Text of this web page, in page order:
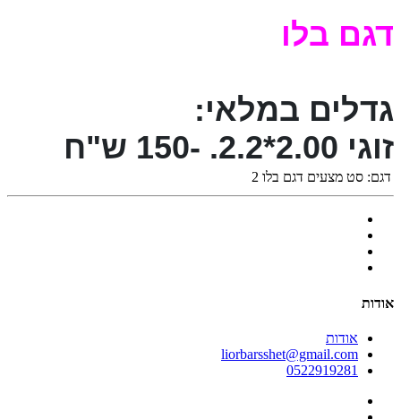
דגם בלו
גדלים במלאי:
זוגי 2.00*2.2. -150 ש"ח
דגם: סט מצעים דגם בלו 2
אודות
אודות
liorbarsshet@gmail.com
0522919281